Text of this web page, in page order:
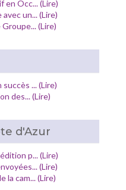
en Occ... (Lire)
un... (Lire)
Groupe... (Lire)
... (Lire)
des... (Lire)
d'Azur
p... (Lire)
(Lire)
la cam... (Lire)